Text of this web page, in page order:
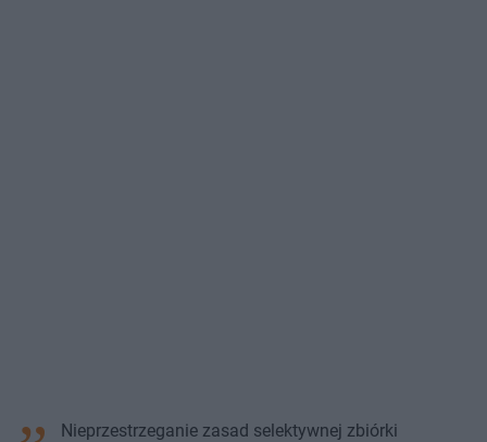
Nieprzestrzeganie zasad selektywnej zbiórki